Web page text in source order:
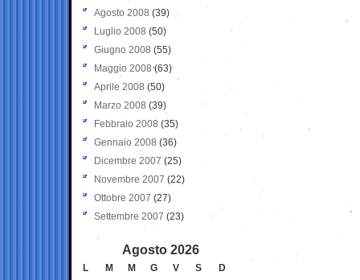
Agosto 2008 (39)
Luglio 2008 (50)
Giugno 2008 (55)
Maggio 2008(63)
Aprile 2008 (50)
Marzo 2008 (39)
Febbraio 2008 (35)
Gennaio 2008 (36)
Dicembre 2007 (25)
Novembre 2007 (22)
Ottobre 2007 (27)
Settembre 2007 (23)
Agosto 2026
L M M G V S
D